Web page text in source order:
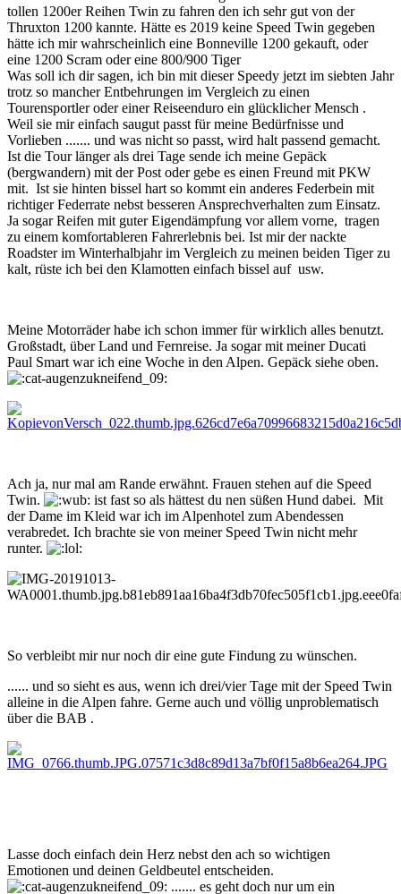
tollen 1200er Reihen Twin zu fahren den ich sehr gut von der
Thruxton 1200 kannte. Hätte es 2019 keine Speed Twin gegeben
hätte ich mir wahrscheinlich eine Bonneville 1200 gekauft, oder
eine 1200 Scram oder eine 800/900 Tiger
Was soll ich dir sagen, ich bin mit dieser Speedy jetzt im siebten Jahr
trotz so mancher Entbehrungen im Vergleich zu einen
Tourensportler oder einer Reiseenduro ein glücklicher Mensch .
Weil sie mir einfach saugut passt für meine Bedürfnisse und
Vorlieben ....... und was nicht so passt, wird halt passend gemacht.
Ist die Tour länger als drei Tage sende ich meine Gepäck
(bergwandern) mit der Post oder gebe es einen Freund mit PKW
mit. Ist sie hinten bissel hart so kommt ein anderes Federbein mit
richtiger Federrate nebst besseren Ansprechverhalten zum Einsatz.
Ja sogar Reifen mit guter Eigendämpfung vor allem vorne, tragen
zu einem komfortableren Fahrerlebnis bei. Ist mir der nackte
Roadster im Winterhalbjahr im Vergleich zu meinen beiden Tiger zu
kalt, rüste ich bei den Klamotten einfach bissel auf usw.
Meine Motorräder habe ich schon immer für wirklich alles benutzt.
Großstadt, über Land und Fernreise. Ja sogar mit meiner Ducati
Paul Smart war ich eine Woche in den Alpen. Gepäck siehe oben.
Ach ja, nur mal am Rande erwähnt. Frauen stehen auf die Speed
Twin.
ist fast so als hättest du nen süßen Hund dabei. Mit
der Dame im Kleid war ich im Alpenhotel zum Abendessen
verabredet. Ich brachte sie von meiner Speed Twin nicht mehr
runter.
So verbleibt mir nur noch dir eine gute Findung zu wünschen.
...... und so sieht es aus, wenn ich drei/vier Tage mit der Speed Twin
alleine in die Alpen fahre. Gerne auch und völlig unproblematisch
über die BAB .
Lasse doch einfach dein Herz nebst den ach so wichtigen
Emotionen und deinen Geldbeutel entscheiden.
....... es geht doch nur um ein